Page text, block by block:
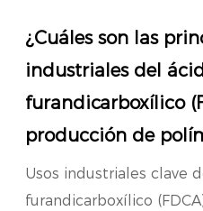
¿Cuáles son las
industriales del
furandicarboxílico
producción de
Usos industriales clave
furandicarboxílico